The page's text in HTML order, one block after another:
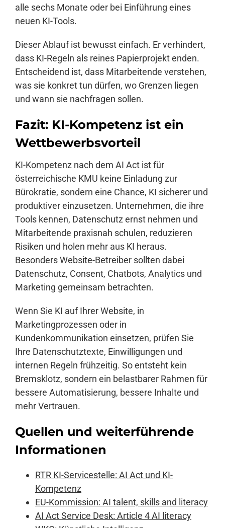
alle sechs Monate oder bei Einführung eines
neuen KI-Tools.
Dieser Ablauf ist bewusst einfach. Er verhindert,
dass KI-Regeln als reines Papierprojekt enden.
Entscheidend ist, dass Mitarbeitende verstehen,
was sie konkret tun dürfen, wo Grenzen liegen
und wann sie nachfragen sollen.
Fazit: KI-Kompetenz ist ein
Wettbewerbsvorteil
KI-Kompetenz nach dem AI Act ist für
österreichische KMU keine Einladung zur
Bürokratie, sondern eine Chance, KI sicherer und
produktiver einzusetzen. Unternehmen, die ihre
Tools kennen, Datenschutz ernst nehmen und
Mitarbeitende praxisnah schulen, reduzieren
Risiken und holen mehr aus KI heraus.
Besonders Website-Betreiber sollten dabei
Datenschutz, Consent, Chatbots, Analytics und
Marketing gemeinsam betrachten.
Wenn Sie KI auf Ihrer Website, in
Marketingprozessen oder in
Kundenkommunikation einsetzen, prüfen Sie
Ihre Datenschutztexte, Einwilligungen und
internen Regeln frühzeitig. So entsteht kein
Bremsklotz, sondern ein belastbarer Rahmen für
bessere Automatisierung, bessere Inhalte und
mehr Vertrauen.
Quellen und weiterführende
Informationen
RTR KI-Servicestelle: AI Act und KI-
Kompetenz
EU-Kommission: AI talent, skills and literacy
AI Act Service Desk: Article 4 AI literacy